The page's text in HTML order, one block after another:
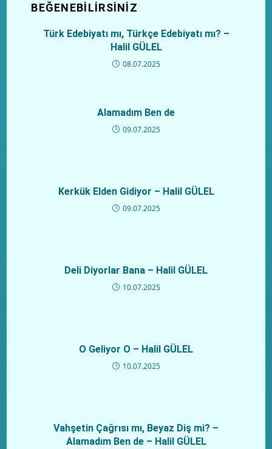
BEĞENEBILIRSINIZ
Türk Edebiyatı mı, Türkçe Edebiyatı mı? –
Halil GÜLEL
08.07.2025
Alamadım Ben de
09.07.2025
Kerkük Elden Gidiyor – Halil GÜLEL
09.07.2025
Deli Diyorlar Bana – Halil GÜLEL
10.07.2025
O Geliyor O – Halil GÜLEL
10.07.2025
Vahşetin Çağrısı mı, Beyaz Diş mi? –
Alamadım Ben de – Halil GÜLEL